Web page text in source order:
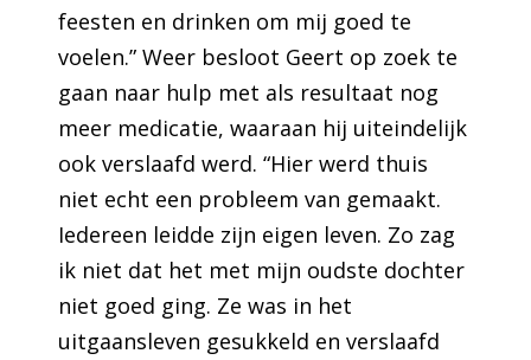
feesten en drinken om mij goed te
voelen.” Weer besloot Geert op zoek te
gaan naar hulp met als resultaat nog
meer medicatie, waaraan hij uiteindelijk
ook verslaafd werd. “Hier werd thuis
niet echt een probleem van gemaakt.
Iedereen leidde zijn eigen leven. Zo zag
ik niet dat het met mijn oudste dochter
niet goed ging. Ze was in het
uitgaansleven gesukkeld en verslaafd